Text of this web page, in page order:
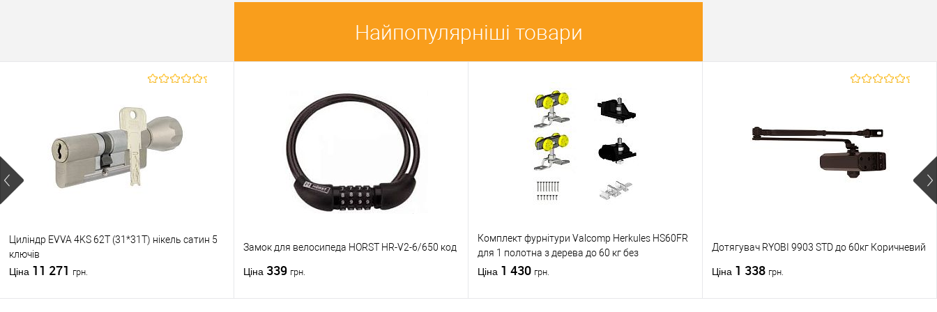
Максимальна вага
100 кг
Статус (гурт)
1В наявності
У обране
40 кг
1В наявності
Найпопулярніші товари
Циліндр EVVA 4KS 62T (31*31T) нікель сатин 5
ключів
Ціна 11 271 грн.
Замок для велосипеда HORST HR-V2-6/650 код
Ціна 339 грн.
Комплект фурнітури Valcomp Herkules HS60FR
для 1 полотна з дерева до 60 кг без
направляючої
Ціна 1 430 грн.
Дотягувач RYOBI 9903 STD до 60кг Коричневий
Ціна 1 338 грн.